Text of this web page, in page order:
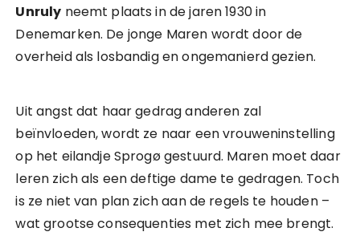
Unruly neemt plaats in de jaren 1930 in
Denemarken. De jonge Maren wordt door de
overheid als losbandig en ongemanierd gezien.
Uit angst dat haar gedrag anderen zal
beïnvloeden, wordt ze naar een vrouweninstelling
op het eilandje Sprogø gestuurd. Maren moet daar
leren zich als een deftige dame te gedragen. Toch
is ze niet van plan zich aan de regels te houden –
wat grootse consequenties met zich mee brengt.